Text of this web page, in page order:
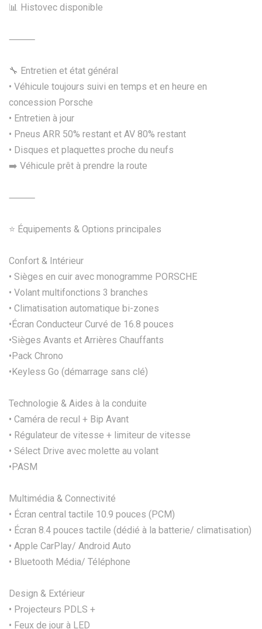
📊 Histovec disponible
⸻
🔧 Entretien et état général
• Véhicule toujours suivi en temps et en heure en
concession Porsche
• Entretien à jour
• Pneus ARR 50% restant et AV 80% restant
• Disques et plaquettes proche du neufs
➡️ Véhicule prêt à prendre la route
⸻
⭐ Équipements & Options principales
Confort & Intérieur
• Sièges en cuir avec monogramme PORSCHE
• Volant multifonctions 3 branches
• Climatisation automatique bi-zones
•Écran Conducteur Curvé de 16.8 pouces
•Sièges Avants et Arrières Chauffants
•Pack Chrono
•Keyless Go (démarrage sans clé)
Technologie & Aides à la conduite
• Caméra de recul + Bip Avant
• Régulateur de vitesse + limiteur de vitesse
• Sélect Drive avec molette au volant
•PASM
Multimédia & Connectivité
• Écran central tactile 10.9 pouces (PCM)
• Écran 8.4 pouces tactile (dédié à la batterie/ climatisation)
• Apple CarPlay/ Android Auto
• Bluetooth Média/ Téléphone
Design & Extérieur
• Projecteurs PDLS +
• Feux de jour à LED